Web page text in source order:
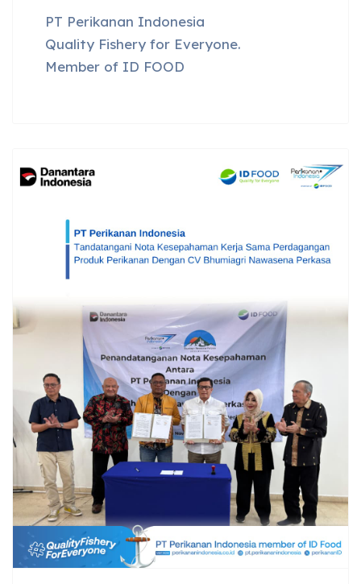
PT Perikanan Indonesia
Quality Fishery for Everyone.
Member of ID FOOD